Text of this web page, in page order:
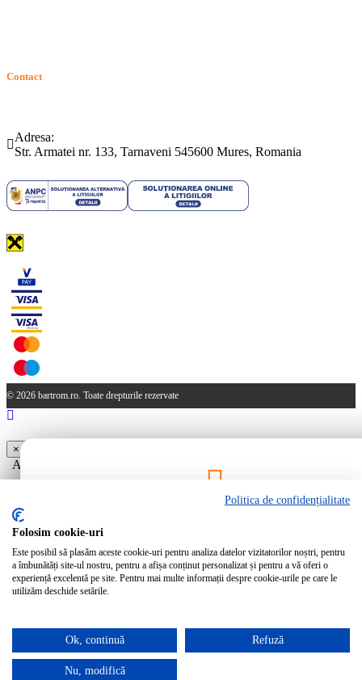
Contact
Adresa:
Str. Armatei nr. 133, Tarnaveni 545600 Mures, Romania
© 2026 bartrom.ro. Toate drepturile rezervate
Abonează-te la newsletter-ul Bartrom pentru a primi cele mai noi
noutăți direct în inbox-ul tău.
×
Aveti produse in cos care provin dintr-o oferta. Doriti ca acestea sa
Nu
Politica de confidențialitate
Folosim cookie-uri
Este posibil să plasăm aceste cookie-uri pentru analiza datelor vizitatorilor noștri, pentru
a îmbunătăți site-ul nostru, pentru a afișa conținut personalizat și pentru a vă oferi o
experiență excelentă pe site. Pentru mai multe informații despre cookie-urile pe care le
utilizăm deschide setările.
Ok, continuă Refuză
Nu, modifică